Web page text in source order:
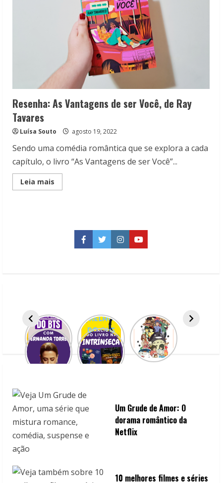
Resenha: As Vantagens de ser Você, de Ray
Tavares
Luísa Souto agosto 19, 2022
Sendo uma comédia romântica que se explora a cada
capítulo, o livro “As Vantagens de ser Você”...
Leia mais
more
Facebook
TwitterInstagramYouTube
Um Grude de Amor: O
dorama romântico da
Netflix
10 melhores filmes e séries